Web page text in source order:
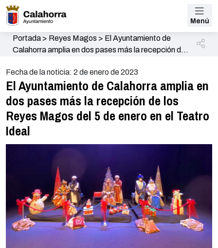
Menú
Portada> Reyes Magos > El Ayuntamiento de
Calahorra amplia en dos pases más la recepción de
Fecha de la noticia: 2 de enero de 2023
El Ayuntamiento de Calahorra amplia en
dos pases más la recepción de los
Reyes Magos del 5 de enero en el Teatro
Ideal